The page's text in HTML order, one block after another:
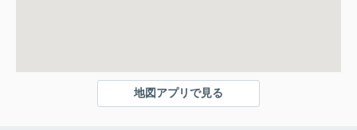
地図アプリで見る